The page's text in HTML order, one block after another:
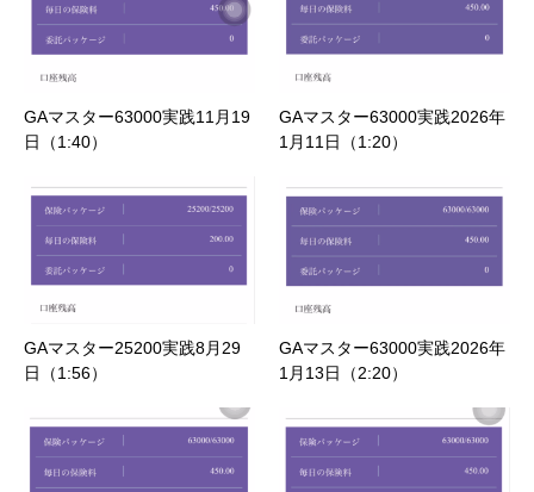
GAマスター63000実践11月19
日（1:40）
GAマスター63000実践2026年
1月11日（1:20）
GAマスター25200実践8月29
日（1:56）
GAマスター63000実践2026年
1月13日（2:20）